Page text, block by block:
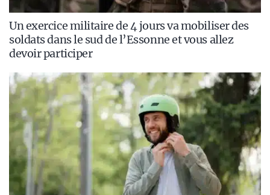
Un exercice militaire de 4 jours va mobiliser des
soldats dans le sud de l’Essonne et vous allez
devoir participer